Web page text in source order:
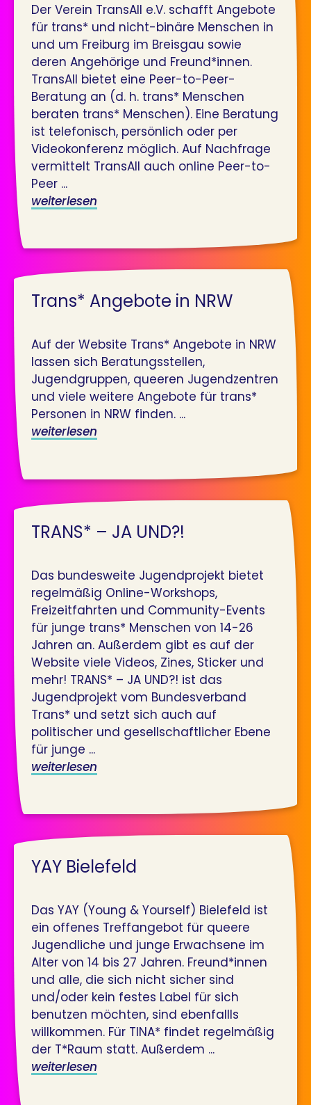
Der Verein TransAll e.V. schafft Angebote
für trans* und nicht-binäre Menschen in
und um Freiburg im Breisgau sowie
deren Angehörige und Freund*innen.
TransAll bietet eine Peer-to-Peer-
Beratung an (d. h. trans* Menschen
beraten trans* Menschen). Eine Beratung
ist telefonisch, persönlich oder per
Videokonferenz möglich. Auf Nachfrage
vermittelt TransAll auch online Peer-to-
Peer ...
weiterlesen
Trans* Angebote in NRW
Auf der Website Trans* Angebote in NRW
lassen sich Beratungsstellen,
Jugendgruppen, queeren Jugendzentren
und viele weitere Angebote für trans*
Personen in NRW finden. ...
weiterlesen
TRANS* – JA UND?!
Das bundesweite Jugendprojekt bietet
regelmäßig Online-Workshops,
Freizeitfahrten und Community-Events
für junge trans* Menschen von 14-26
Jahren an. Außerdem gibt es auf der
Website viele Videos, Zines, Sticker und
mehr! TRANS* – JA UND?! ist das
Jugendprojekt vom Bundesverband
Trans* und setzt sich auch auf
politischer und gesellschaftlicher Ebene
für junge ...
weiterlesen
YAY Bielefeld
Das YAY (Young & Yourself) Bielefeld ist
ein offenes Treffangebot für queere
Jugendliche und junge Erwachsene im
Alter von 14 bis 27 Jahren. Freund*innen
und alle, die sich nicht sicher sind
und/oder kein festes Label für sich
benutzen möchten, sind ebenfallls
willkommen. Für TINA* findet regelmäßig
der T*Raum statt. Außerdem ...
weiterlesen